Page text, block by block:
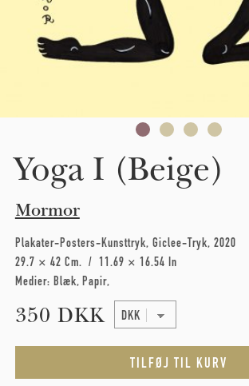
Yoga I (Beige)
Mormor
Plakater-Posters-Kunsttryk Giclee-Tryk 2020
29.7 × 42 Cm
11.69 × 16.54 In
Medier: Blæk Papir
350 DKK